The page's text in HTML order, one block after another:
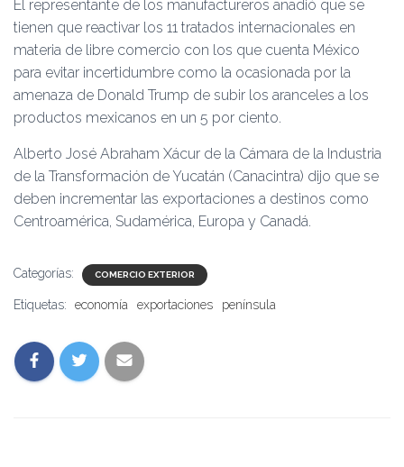
El representante de los manufactureros añadió que se
tienen que reactivar los 11 tratados internacionales en
materia de libre comercio con los que cuenta México
para evitar incertidumbre como la ocasionada por la
amenaza de Donald Trump de subir los aranceles a los
productos mexicanos en un 5 por ciento.
Alberto José Abraham Xácur de la Cámara de la Industria
de la Transformación de Yucatán (Canacintra) dijo que se
deben incrementar las exportaciones a destinos como
Centroamérica, Sudamérica, Europa y Canadá.
Categorías: COMERCIO EXTERIOR
Etiquetas: economía exportaciones península